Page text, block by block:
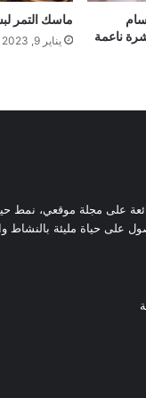
ناعمة
ماسك التمر
يناير 9, 2023
على مجلة موقعي، نمط
على حياة مليئة بالنشاط